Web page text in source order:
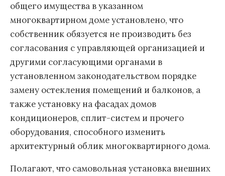
общего имущества в указанном
многоквартирном доме установлено, что
собственник обязуется не производить без
согласования с управляющей организацией и
другими согласующими органами в
установленном законодательством порядке
замену остекления помещений и балконов, а
также установку на фасадах домов
кондиционеров, сплит-систем и прочего
оборудования, способного изменить
архитектурный облик многоквартирного дома.
Полагают, что самовольная установка внешних